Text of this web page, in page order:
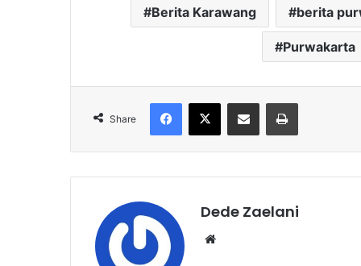
Berita Karawang berita
Purwakarta
Share
Facebook
X Share via Email Print
Dede Zaelani